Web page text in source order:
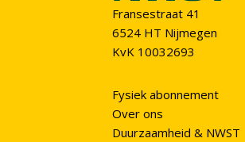
Fransestraat 41
6524 HT Nijmegen
KvK 10032693
Fysiek abonnement
Over ons
Duurzaamheid & NWST